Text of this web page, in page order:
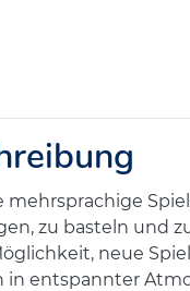
mehrsprachige
zu basteln und
neue
in entspannter